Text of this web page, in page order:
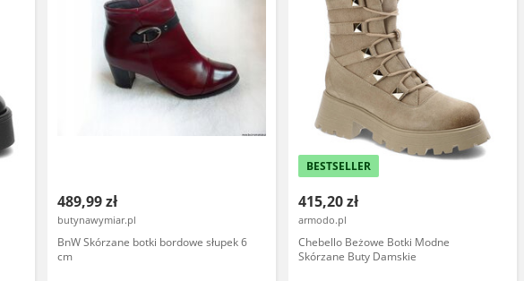
489,99 zł
butynawymiar.pl
BnW Skórzane botki bordowe słupek 6
cm
BESTSELLER
415,20 zł
armodo.pl
Chebello Beżowe Botki Modne
Skórzane Buty Damskie